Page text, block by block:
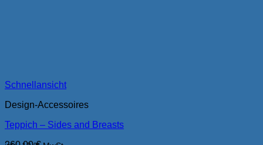
Schnellansicht
Design-Accessoires
Teppich – Sides and Breasts